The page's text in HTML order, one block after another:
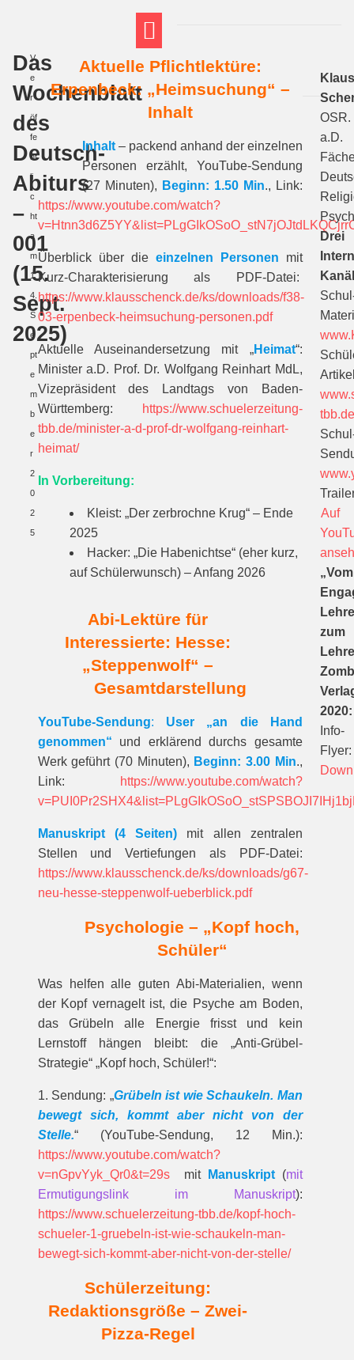
Das
Wochenblatt
des
Deutsch-
Abiturs
–
001
(15.
Sept.
2025)
V
e
r
öf
fe
nt
li
c
ht
a
m
1
4.
S
e
pt
e
m
b
e
r
2
0
2
5
Aktuelle Pflichtlektüre:
Erpenbeck: „Heimsuchung“ –
Inhalt
Inhalt – packend anhand der einzelnen
Personen erzählt, YouTube-Sendung
(27 Minuten), Beginn: 1.50 Min., Link:
https://www.youtube.com/watch?
Überblick über die einzelnen Personen mit
Kurz-Charakterisierung als PDF-Datei:
https://www.klausschenck.de/ks/downloads/f38-
03-erpenbeck-heimsuchung-personen.pdf
Aktuelle Auseinandersetzung mit „Heimat“:
Minister a.D. Prof. Dr. Wolfgang Reinhart MdL,
Vizepräsident des Landtags von Baden-
Württemberg:
https://www.schuelerzeitung-
tbb.de/minister-a-d-prof-dr-wolfgang-reinhart-
heimat/
In Vorbereitung:
Kleist: „Der zerbrochne Krug“ – Ende
2025
Hacker: „Die Habenichtse“ (eher kurz,
auf Schülerwunsch) – Anfang 2026
Abi-Lektüre für
Interessierte: Hesse:
„Steppenwolf“ –
Gesamtdarstellung
YouTube-Sendung: User „an die Hand
genommen“ und erklärend durchs gesamte
Werk geführt (70 Minuten), Beginn: 3.00 Min.,
Link:
https://www.youtube.com/watch?
Manuskript (4 Seiten) mit allen zentralen
Stellen und Vertiefungen als PDF-Datei:
https://www.klausschenck.de/ks/downloads/g67-
neu-hesse-steppenwolf-ueberblick.pdf
Psychologie – „Kopf hoch,
Schüler“
Was helfen alle guten Abi-Materialien, wenn
der Kopf vernagelt ist, die Psyche am Boden,
das Grübeln alle Energie frisst und kein
Lernstoff hängen bleibt: die „Anti-Grübel-
Strategie“ „Kopf hoch, Schüler!“:
1. Sendung: „Grübeln ist wie Schaukeln. Man
bewegt sich, kommt aber nicht von der
Stelle.“ (YouTube-Sendung, 12 Min.):
https://www.youtube.com/watch?
v=nGpvYyk_Qr0&t=29smit Manuskript (mit
Ermutigungslink im Manuskript):
https://www.schuelerzeitung-tbb.de/kopf-hoch-
schueler-1-gruebeln-ist-wie-schaukeln-man-
bewegt-sich-kommt-aber-nicht-von-der-stelle/
Schülerzeitung:
Redaktionsgröße – Zwei-
Pizza-Regel
Klaus
OSR.
a.D.
Drei
tbb.de
Auf
„Vom
zum
2020:
Info-
Flyer: